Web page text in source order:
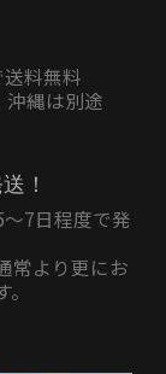
料無料
沖縄は別途
！
7日程度で発
常より更にお